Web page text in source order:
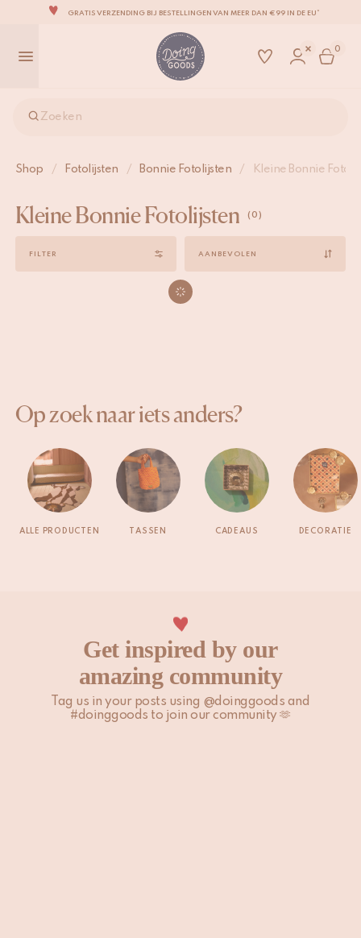
GRATIS VERZENDING BIJ BESTELLINGEN VAN MEER DAN €99 IN DE EU*
EEN SCHATKIST VOL IMPERFECTE EN LEUKE WOONACCESSOIRES
WE STREVEN ERNAAR JE ITEMS BINNEN 1 TOT 2 WERKDAGEN TE VERZENDEN
0
Zoeken
Shop / Fotolijsten / Bonnie Fotolijsten / Kleine Bonnie
Kleine Bonnie Fotolijsten (0)
FILTER
Op zoek naar iets anders?
ALLE PRODUCTEN TASSEN CADEAUS DECORATIE
Get inspired by our
amazing community
Tag us in your posts using @doinggoods and
#doinggoods to join our community 🫶